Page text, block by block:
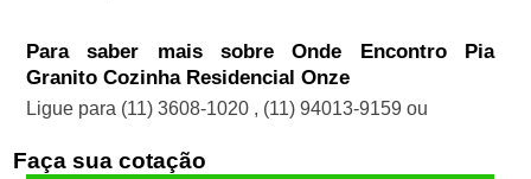
Para saber mais sobre Onde Encontro Pia
Granito Cozinha Residencial Onze
Ligue para (11) 3608-1020 , (11) 94013-9159 ou
Faça sua cotação